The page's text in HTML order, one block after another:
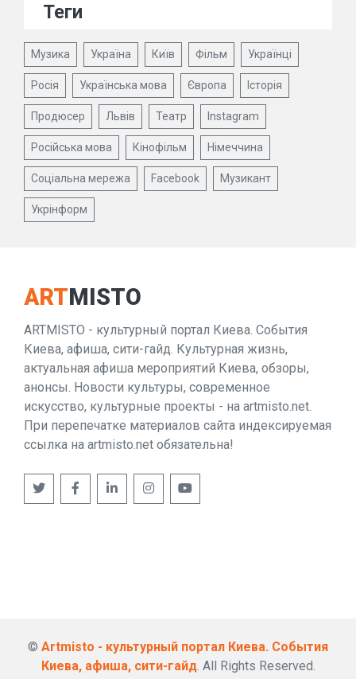
Теги
Музика Україна Київ Фільм Українці
Росія Українська мова Європа Історія
Продюсер Львів Театр Instagram
Російська мова Кінофільм Німеччина
Соціальна мережа Facebook Музикант
Укрінформ
ARTMISTO
ARTMISTO - культурный портал Киева. События
Киева, афиша, сити-гайд. Культурная жизнь,
актуальная афиша мероприятий Киева, обзоры,
анонсы. Новости культуры, современное
искусство, культурные проекты - на artmisto.net.
При перепечатке материалов сайта индексируемая
ссылка на artmisto.net обязательна!
© Artmisto - культурный портал Киева. События
Киева, афиша, сити-гайд. All Rights Reserved.